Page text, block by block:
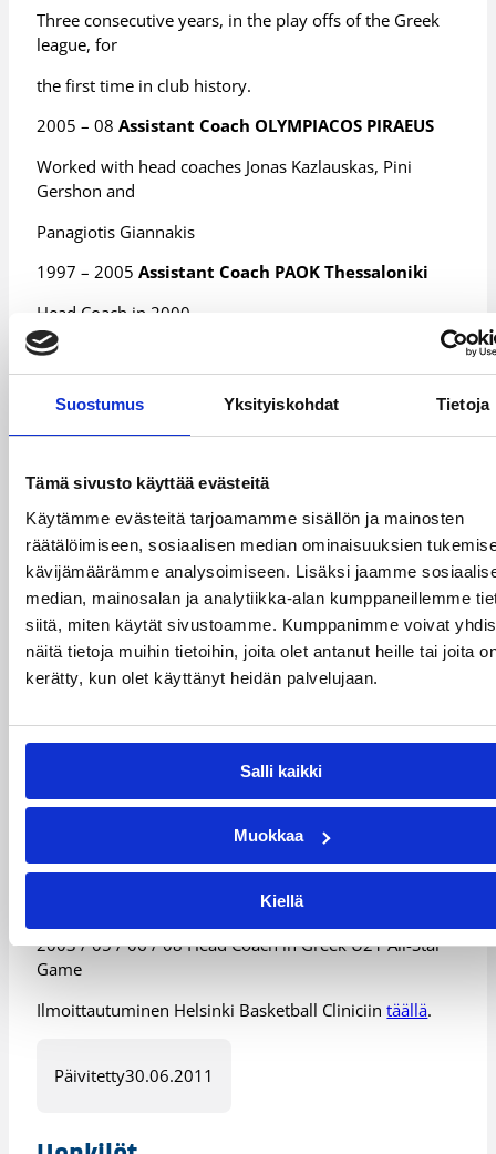
Suostumus Yksityiskohdat Tietoja
Tämä sivusto käyttää evästeitä
Käytämme evästeitä tarjoamamme sisällön ja mainosten
räätälöimiseen, sosiaalisen median ominaisuuksien
kävijämäärämme analysoimiseen. Lisäksi jaamme
median, mainosalan ja analytiikka-alan kumppaneillemme
siitä, miten käytät sivustoamme. Kumppanimme voivat
näitä tietoja muihin tietoihin, joita olet antanut heille tai joita
kerätty, kun olet käyttänyt heidän palvelujaan.
Salli kaikki
Muokkaa
Kiellä
Three consecutive years, in the play offs of the Greek
league, for
the first time in club history.
2005 – 08Assistant Coach OLYMPIACOS PIRAEUS
Worked with head coaches Jonas Kazlauskas, Pini
Gershon and
Panagiotis Giannakis
1997 – 2005Assistant Coach PAOK Thessaloniki
Head Coach in 2000
Greek Senior National Team
2010 Assistant Coach of Jonas Kazlauskas
World Championships in Turkey
2009 Assistant Coach of Jonas Kazlauskas
3rd place at EuroBasket in Poland
2004 Assistant Coach of Panagiotis Giannakis
5th place at Olympic Games in Athen, Greece
2003 Assistant Coach of Yannis Ioannidis
5th place at Olympic Games in Athen, Greece
Others
2009 / 11 Head Coach in Greek All Star game
2006 Assistant coach at NBA Summer league for
2003 / 05 / 06 / 08 Head Coach in Greek U21 All-Star
Game
Ilmoittautuminen Helsinki Basketball Cliniciintäällä.
Päivitetty30.06.2011